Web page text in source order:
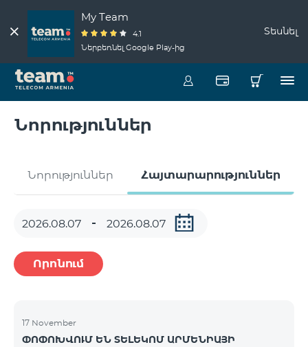
My Team
4.1
Ներբեռնել Google Play-ից
Տեսնել
Նորություններ
Նորություններ Հայտարարություններ
Որոնում
17 November
ՓՈՓՈԽՎՈՒՄ ԵՆ ՏԵԼԵԿՈՄ ԱՐՄԵՆԻԱՅԻ